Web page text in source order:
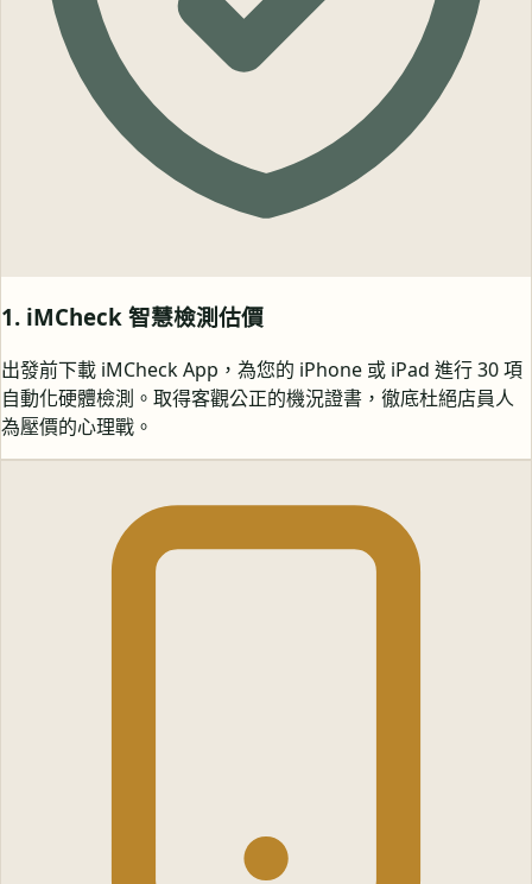
1. iMCheck 智慧檢測估價
出發前下載 iMCheck App，為您的 iPhone 或 iPad 進行 30 項
自動化硬體檢測。取得客觀公正的機況證書，徹底杜絕店員人
為壓價的心理戰。